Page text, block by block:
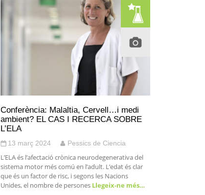
Conferència: Malaltia, Cervell…i medi
ambient? EL CAS I RECERCA SOBRE
L’ELA
13 març 2024 Pessics de Ciencia
L’ELA és l’afectació crònica neurodegenerativa del
sistema motor més comú en l’adult. L’edat és clar
que és un factor de risc, i segons les Nacions
Unides, el nombre de personesLlegeix-ne més…